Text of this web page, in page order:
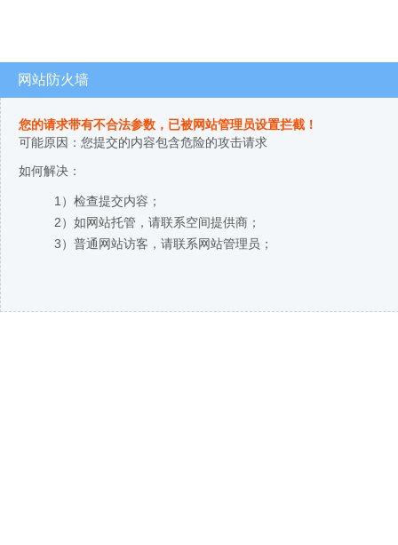
网站防火墙
您的请求带有不合法参数，已被网站管理员设置拦截！
可能原因：您提交的内容包含危险的攻击请求
如何解决：
1）检查提交内容；
2）如网站托管，请联系空间提供商；
3）普通网站访客，请联系网站管理员；